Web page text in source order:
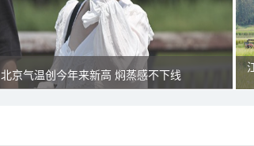
北京气温创今年来新高 焖蒸感不下线